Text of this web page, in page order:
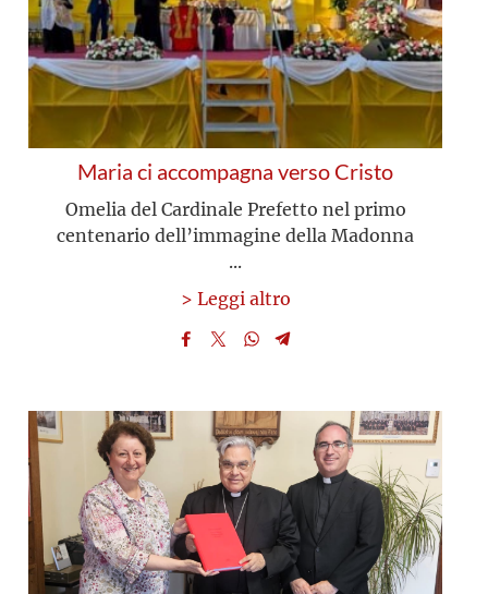
Maria ci accompagna verso Cristo
Omelia del Cardinale Prefetto nel primo
centenario dell’immagine della Madonna
...
> Leggi altro